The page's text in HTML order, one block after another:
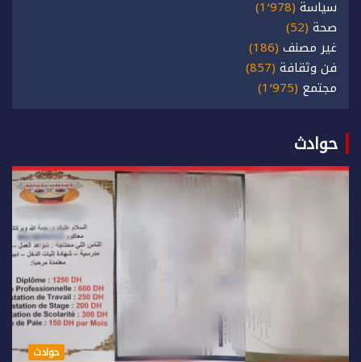
سياسة (1٬978)
صحة (52)
غير مصنف (186)
فن وثقافة (857)
مجتمع (1٬975)
حوادث
حوادث